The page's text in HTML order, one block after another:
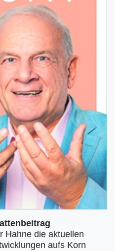
Hahne die aktuellen
aufs Korn